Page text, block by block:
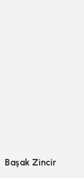
Başak Zincir